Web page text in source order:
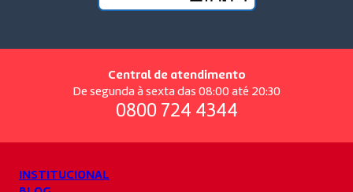
Central de atendimento
De segunda à sexta das 08:00 até 20:30
0800 724 4344
INSTITUCIONAL